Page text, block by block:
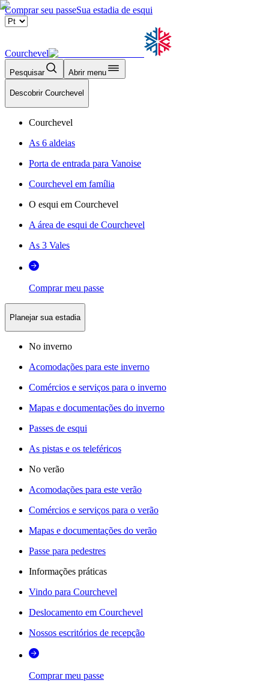
Comprar seu passeSua estadia de esqui
Courchevel
Pesquisar Abrir menu
Descobrir Courchevel
Courchevel
As 6 aldeias
Porta de entrada para Vanoise
Courchevel em família
O esqui em Courchevel
A área de esqui de Courchevel
As 3 Vales
Comprar meu passe
Planejar sua estadia
No inverno
Acomodações para este inverno
Comércios e serviços para o inverno
Mapas e documentações do inverno
Passes de esqui
As pistas e os teleféricos
No verão
Acomodações para este verão
Comércios e serviços para o verão
Mapas e documentações do verão
Passe para pedestres
Informações práticas
Vindo para Courchevel
Deslocamento em Courchevel
Nossos escritórios de recepção
Comprar meu passe